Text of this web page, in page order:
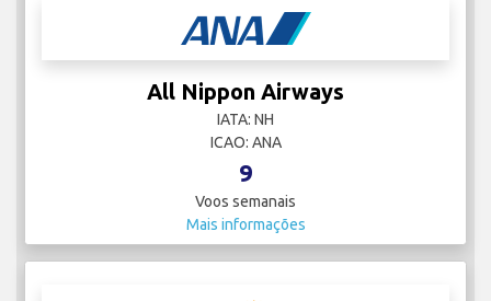
All Nippon Airways
IATA: NH
ICAO: ANA
9
Voos semanais
Mais informações